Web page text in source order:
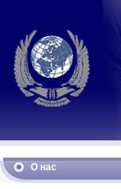
О нас